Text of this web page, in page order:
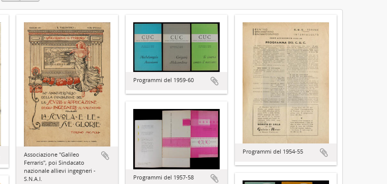
Associazione "Galileo
Ferraris", poi Sindacato
nazionale allievi ingegneri -
S.N.A.I.
Programmi del 1959-60
Programmi del 1954-55
Programmi del 1957-58